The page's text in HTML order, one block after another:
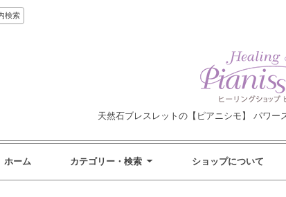
検索
天然石ブレスレットの【ピアニシモ】 パワ
ホーム カテゴリー・検索 ショップについて